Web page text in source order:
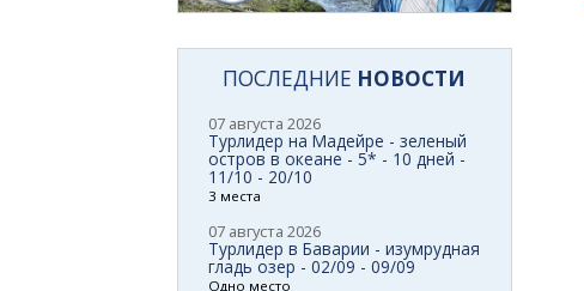
ПОСЛЕДНИЕ НОВОСТИ
07 августа 2026
Турлидер на Мадейре - зеленый
остров в океане - 5* - 10 дней -
11/10 - 20/10
3 места
07 августа 2026
Турлидер в Баварии - изумрудная
гладь озер - 02/09 - 09/09
Одно место